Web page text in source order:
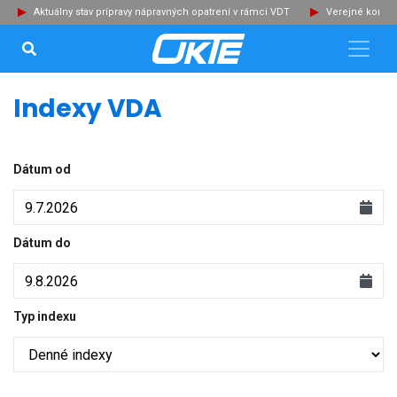
Aktuálny stav prípravy nápravných opatrení v rámci VDT Verejné
Indexy VDA
Dátum od
Dátum do
Typ indexu